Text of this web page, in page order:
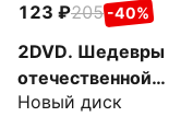
123 205 -40%
2DVD. Шедевры
отечественной
мультипликации.
Новый диск